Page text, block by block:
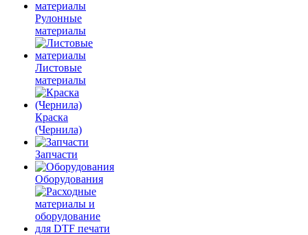
Рулонные
материалы
Листовые
материалы
Краска
(Чернила)
Запчасти
Оборудования